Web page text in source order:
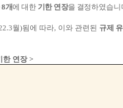
8개에 대한 기한 연장을 결정하였습니
월)됨에 따라, 이와 관련된 규제
한 연장>